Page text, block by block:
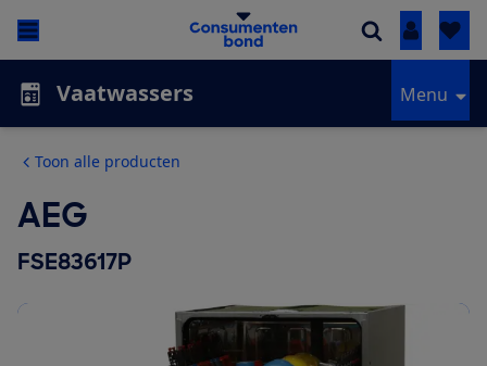
Inloggen
Vaatwassers Menu
Toon alle producten
AEG
FSE83617P